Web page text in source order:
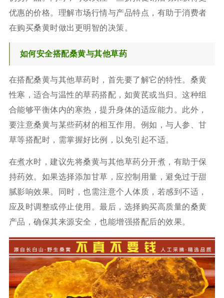
优惠的价格。理解市场行情与产品特点，有助于消费者
在购买桑黄时做出更明智的决策。
如何安全搭配桑黄与其他草药
在搭配桑黄与其他草药时，首先要了解它的特性。桑黄
性寒，适合与温性的草药搭配，如黄芪或当归。这种组
合能够平衡体内的寒热，提升身体的适应能力。此外，
要注意桑黄与某些药材的相互作用。例如，与人参、甘
草等搭配时，需掌握好比例，以免引起不适。
在煮水时，建议先将桑黄与其他草药分开煮，有助于保
持药效。如果选择添加甘草，应控制用量，避免过于甜
腻影响效果。同时，也需注意个人体质，若感到不适，
应及时调整或停止使用。最后，选择购买高质量的桑黄
产品，确保其来源安全，也能增强搭配后的效果。